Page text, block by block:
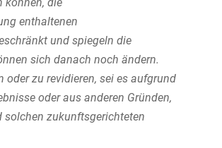
enthaltenen
und spiegeln die
sich danach noch ändern.
zu revidieren, sei es aufgrund
oder aus anderen Gründen,
solchen zukunftsgerichteten